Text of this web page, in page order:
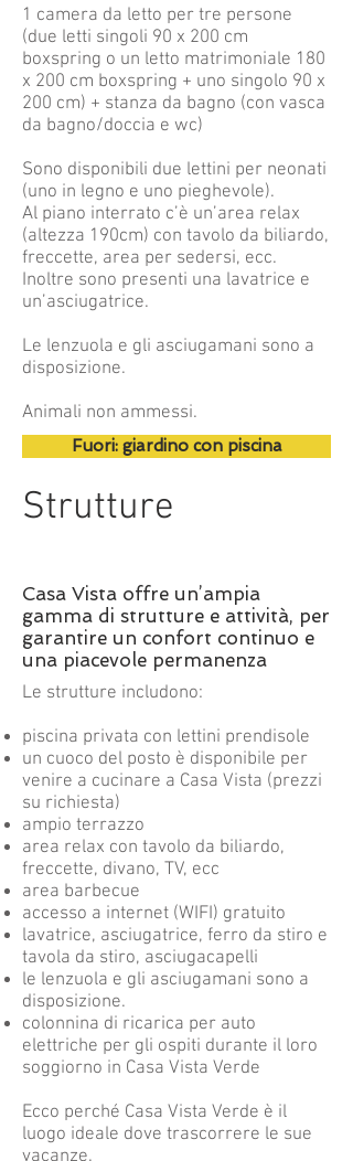
1 camera da letto per tre persone
(due letti singoli 90 x 200 cm
boxspring o un letto matrimoniale 180
x 200 cm boxspring + uno singolo 90 x
200 cm) + stanza da bagno (con vasca
da bagno/doccia e wc)
Sono disponibili due lettini per neonati
(uno in legno e uno pieghevole).
Al piano interrato c’è un’area relax
(altezza 190cm) con tavolo da biliardo,
freccette, area per sedersi, ecc.
Inoltre sono presenti una lavatrice e
un’asciugatrice.
Le lenzuola e gli asciugamani sono a
disposizione.
Animali non ammessi.
Fuori: giardino con piscina
Strutture
Casa Vista offre un’ampia
gamma di strutture e attività, per
garantire un confort continuo e
una piacevole permanenza
Le strutture includono:
piscina privata con lettini prendisole
un cuoco del posto è disponibile per
venire a cucinare a Casa Vista (prezzi
su richiesta)
ampio terrazzo
area relax con tavolo da biliardo,
freccette, divano, TV, ecc
area barbecue
accesso a internet (WIFI) gratuito
lavatrice, asciugatrice, ferro da stiro e
tavola da stiro, asciugacapelli
le lenzuola e gli asciugamani sono a
disposizione.
colonnina di ricarica per auto
elettriche per gli ospiti durante il loro
soggiorno in Casa Vista Verde
Ecco perché Casa Vista Verde è il
luogo ideale dove trascorrere le sue
vacanze.